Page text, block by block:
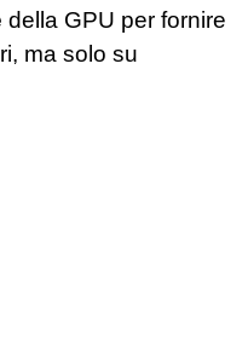
della GPU per fornire
ma solo su